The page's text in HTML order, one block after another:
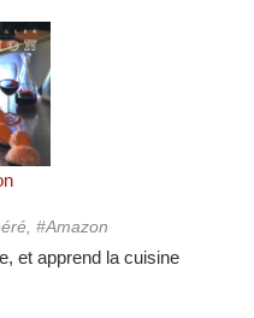
#Amazon
et apprend la cuisine